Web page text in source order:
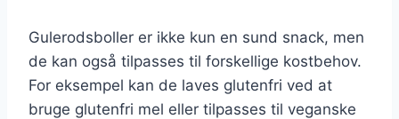
Gulerodsboller er ikke kun en sund snack, men
de kan også tilpasses til forskellige kostbehov.
For eksempel kan de laves glutenfri ved at
bruge glutenfri mel eller tilpasses til veganske